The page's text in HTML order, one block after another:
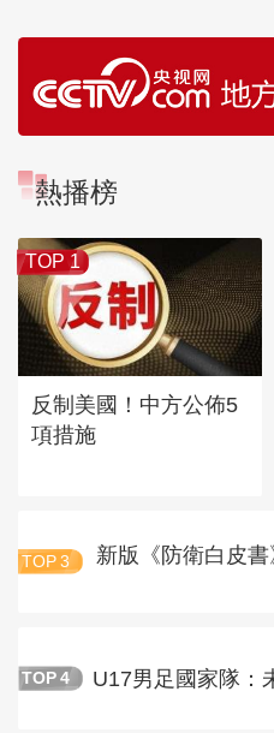
熱播榜
TOP 1
反制美國！中方公佈5
項措施
TOP 3 新版《防衛白皮
TOP 4 U17男足國家隊：